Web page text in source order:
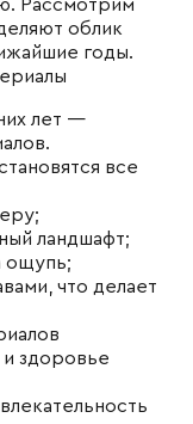
Рассмотрим
облик
годы.
лет —
все
ландшафт;
ощупь;
что делает
и здоровье